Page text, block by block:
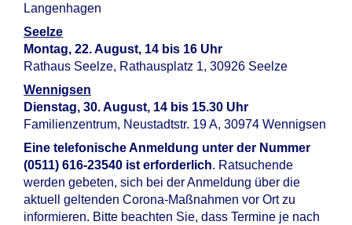
Langenhagen
Seelze
Montag, 22. August, 14 bis 16 Uhr
Rathaus Seelze, Rathausplatz 1, 30926 Seelze
Wennigsen
Dienstag, 30. August, 14 bis 15.30 Uhr
Familienzentrum, Neustadtstr. 19 A, 30974 Wennigsen
Eine telefonische Anmeldung unter der Nummer
(0511) 616-23540 ist erforderlich. Ratsuchende
werden gebeten, sich bei der Anmeldung über die
aktuell geltenden Corona-Maßnahmen vor Ort zu
informieren. Bitte beachten Sie, dass Termine je nach